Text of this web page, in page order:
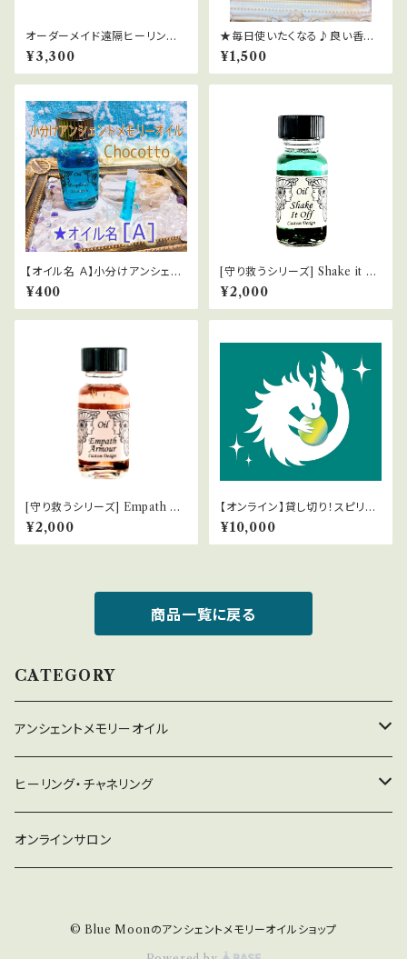
オーダーメイド遠隔ヒーリング
【30分】
¥3,300
★毎日使いたくなる♪良い香り
の【Innocent Clear浄化スプ
レー】
¥1,500
【オイル名 Ａ】小分けアンシェン
トメモリーオイルChocotto
¥400
[守り救うシリーズ] Shake it of
f 呪縛を解く
¥2,000
[守り救うシリーズ] Empath Ar
mour エンパスの防御服
¥2,000
【オンライン】貸し切り！スピリチ
ュアルカウンセリング
¥10,000
商品一覧に戻る
CATEGORY
アンシェントメモリーオイル
守り救うシリーズ
2022年新作オイル
ヒーリング・チャネリング
チャネリング
オンラインサロン
© Blue Moonのアンシェントメモリーオイルショップ